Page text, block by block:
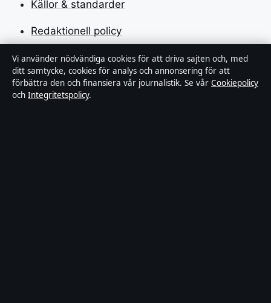
Källor & standarder
Redaktionell policy
Rättelsepolicy
Faktagranskningspolicy
Vi använder nödvändiga cookies för att driva sajten och, med
ditt samtycke, cookies för analys och annonsering för att
förbättra den och finansiera vår journalistik. Se vår Cookiepolicy
och Integritetspolicy.